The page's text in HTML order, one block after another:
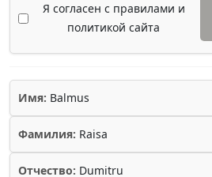
Я согласен с правилами и
политикой сайта
Имя: Balmus
Фамилия: Raisa
Отчество: Dumitru